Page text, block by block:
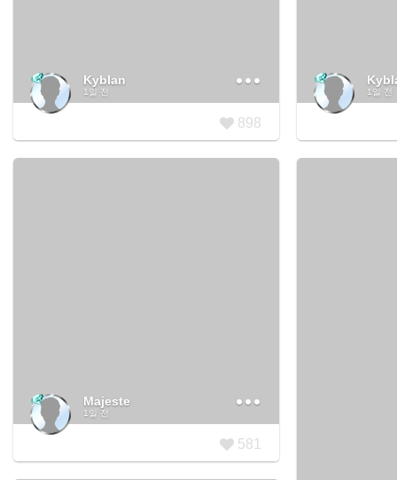
Kyblan
1일 전
898
Majeste
1일 전
581
1일 전